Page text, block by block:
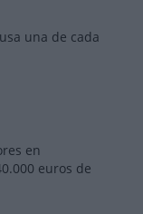
una de cada
en
euros de